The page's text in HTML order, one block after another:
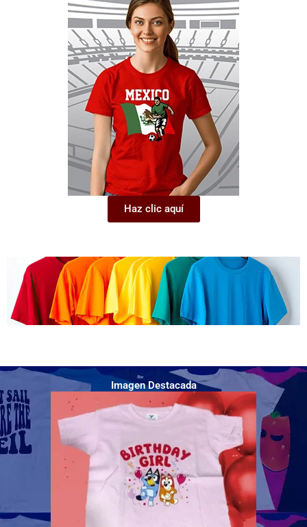
Haz clic aquí
Imagen Destacada